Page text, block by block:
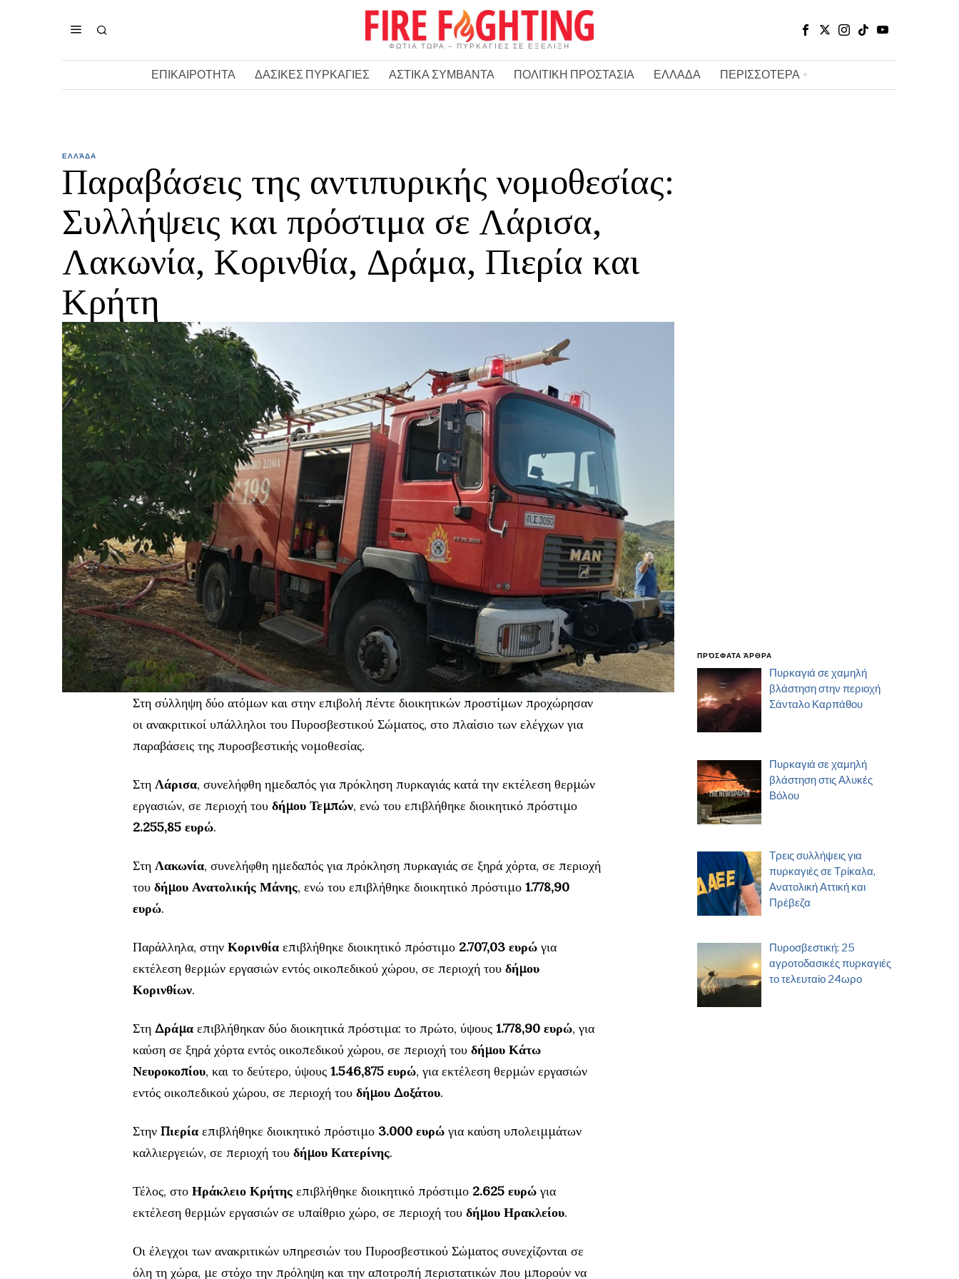
ΦΩΤΙΑ ΤΩΡΑ – ΠΥΡΚΑΓΙΕΣ ΣΕ ΕΞΕΛΙΞΗ
ΕΠΙΚΑΙΡΟΤΗΤΑ ΔΑΣΙΚΕΣ ΠΥΡΚΑΓΙΕΣ ΑΣΤΙΚΑ ΣΥΜΒΑΝΤΑ ΠΟΛΙΤΙΚΗ ΠΡΟΣΤΑΣΙΑ ΕΛΛΑΔΑ ΠΕΡΙΣΣΟΤΕΡΑ
ΕΛΛΆΔΑ
Παραβάσεις της αντιπυρικής νομοθεσίας:
Συλλήψεις και πρόστιμα σε Λάρισα,
Λακωνία, Κορινθία, Δράμα, Πιερία και
Κρήτη
Στη σύλληψη δύο ατόμων και στην επιβολή πέντε διοικητικών προστίμων προχώρησαν
οι ανακριτικοί υπάλληλοι του Πυροσβεστικού Σώματος, στο πλαίσιο των ελέγχων για
παραβάσεις της πυροσβεστικής νομοθεσίας.
Στη Λάρισα, συνελήφθη ημεδαπός για πρόκληση πυρκαγιάς κατά την εκτέλεση θερμών
εργασιών, σε περιοχή του δήμου Τεμπών, ενώ του επιβλήθηκε διοικητικό πρόστιμο
2.255,85 ευρώ.
Στη Λακωνία, συνελήφθη ημεδαπός για πρόκληση πυρκαγιάς σε ξηρά χόρτα, σε περιοχή
του δήμου Ανατολικής Μάνης, ενώ του επιβλήθηκε διοικητικό πρόστιμο 1.778,90
ευρώ.
Παράλληλα, στην Κορινθία επιβλήθηκε διοικητικό πρόστιμο 2.707,03 ευρώ για
εκτέλεση θερμών εργασιών εντός οικοπεδικού χώρου, σε περιοχή του δήμου
Κορινθίων.
Στη Δράμα επιβλήθηκαν δύο διοικητικά πρόστιμα: το πρώτο, ύψους 1.778,90 ευρώ, για
καύση σε ξηρά χόρτα εντός οικοπεδικού χώρου, σε περιοχή του δήμου Κάτω
Νευροκοπίου, και το δεύτερο, ύψους 1.546,875 ευρώ, για εκτέλεση θερμών εργασιών
εντός οικοπεδικού χώρου, σε περιοχή του δήμου Δοξάτου.
Στην Πιερία επιβλήθηκε διοικητικό πρόστιμο 3.000 ευρώ για καύση υπολειμμάτων
καλλιεργειών, σε περιοχή του δήμου Κατερίνης.
Τέλος, στο Ηράκλειο Κρήτης επιβλήθηκε διοικητικό πρόστιμο 2.625 ευρώ για
εκτέλεση θερμών εργασιών σε υπαίθριο χώρο, σε περιοχή του δήμου Ηρακλείου.
Οι έλεγχοι των ανακριτικών υπηρεσιών του Πυροσβεστικού Σώματος συνεχίζονται σε
όλη τη χώρα, με στόχο την πρόληψη και την αποτροπή περιστατικών που μπορούν να
ΠΡΌΣΦΑΤΑ ΆΡΘΡΑ
Πυρκαγιά σε χαμηλή
βλάστηση στην περιοχή
Σάνταλο Καρπάθου
Πυρκαγιά σε χαμηλή
βλάστηση στις Αλυκές
Βόλου
Τρεις συλλήψεις για
πυρκαγιές σε Τρίκαλα,
Ανατολική Αττική και
Πρέβεζα
Πυροσβεστική: 25
αγροτοδασικές πυρκαγιές
το τελευταίο 24ωρο